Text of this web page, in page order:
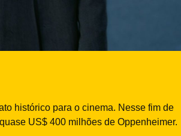
histórico para o cinema. Nesse fim de
US$ 400 milhões de Oppenheimer.